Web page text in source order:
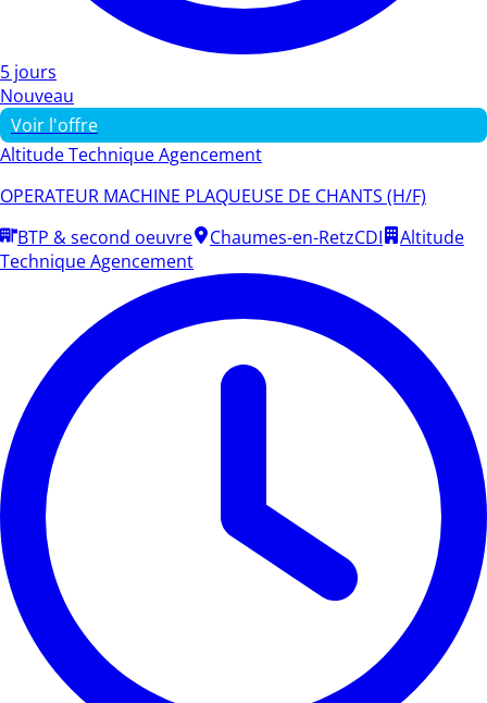
5 jours
Nouveau
Voir l'offre
Altitude Technique Agencement
OPERATEUR MACHINE PLAQUEUSE DE CHANTS (H/F)
BTP & second oeuvre
Chaumes-en-RetzCDI
Altitude
Technique Agencement